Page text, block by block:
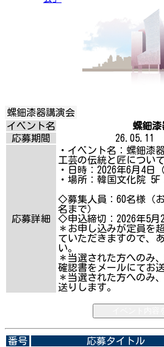
螺鈿漆器講演会
イベント名
螺鈿漆
応募期間
26.05.11
応募詳細
・イベント名：螺鈿漆
工芸の伝統と匠について
・日時：2026年6月4日
・場所：韓国文化院
◇募集人員：60名様（
名まで）
◇申込締切：2026年5月
＊お申し込みが定員を
ていただきますので、
い。
＊当選された方へのみ
確認書をメールにてお
＊当選された方へのみ
送りします。
番号 応募タイトル